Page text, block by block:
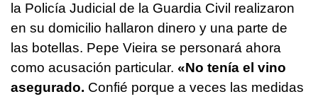
la Policía Judicial de la Guardia Civil realizaron
en su domicilio hallaron dinero y una parte de
las botellas. Pepe Vieira se personará ahora
como acusación particular. «No tenía el vino
asegurado. Confié porque a veces las medidas